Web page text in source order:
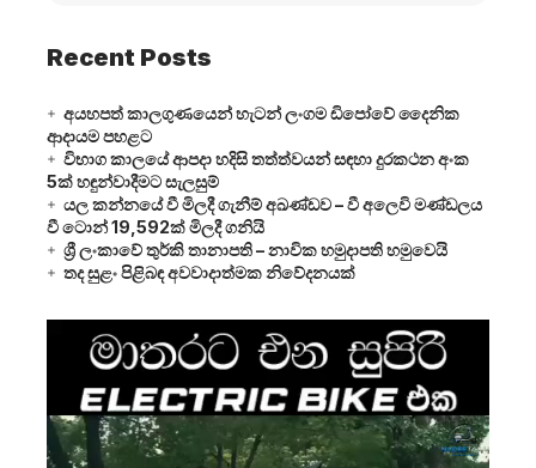
Recent Posts
අයහපත් කාලගුණයෙන් හැටන් ලංගම ඩිපෝවේ දෛනික
ආදායම පහළට
විභාග කාලයේ ආපදා හදිසි තත්ත්වයන් සඳහා දුරකථන අංක
5ක් හඳුන්වාදීමට සැලසුම්
යල කන්නයේ වී මිලදී ගැනීම් අඛණ්ඩව – වී අලෙවි මණ්ඩලය
වී ටොන් 19,592ක් මිලදී ගනියි
ශ්‍රී ලංකාවේ තුර්කි තානාපති – නාවික හමුදාපති හමුවෙයි
තද සුළං පිළිබඳ අවවාදාත්මක නිවේදනයක්
Player